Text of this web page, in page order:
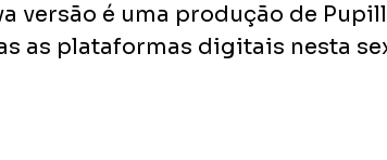
versão é uma produção de
as plataformas digitais nesta